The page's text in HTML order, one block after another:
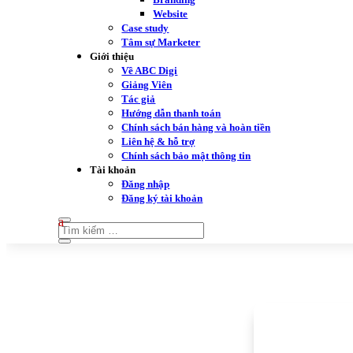
Website
Case study
Tâm sự Marketer
Giới thiệu
Về ABC Digi
Giảng Viên
Tác giả
Hướng dẫn thanh toán
Chính sách bán hàng và hoàn tiền
Liên hệ & hỗ trợ
Chính sách bảo mật thông tin
Tài khoản
Đăng nhập
Đăng ký tài khoản